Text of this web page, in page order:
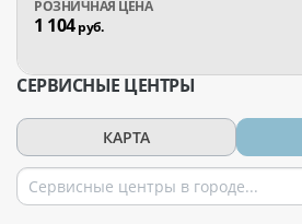
1 104руб.
СЕРВИСНЫЕ ЦЕНТРЫ
КАРТА